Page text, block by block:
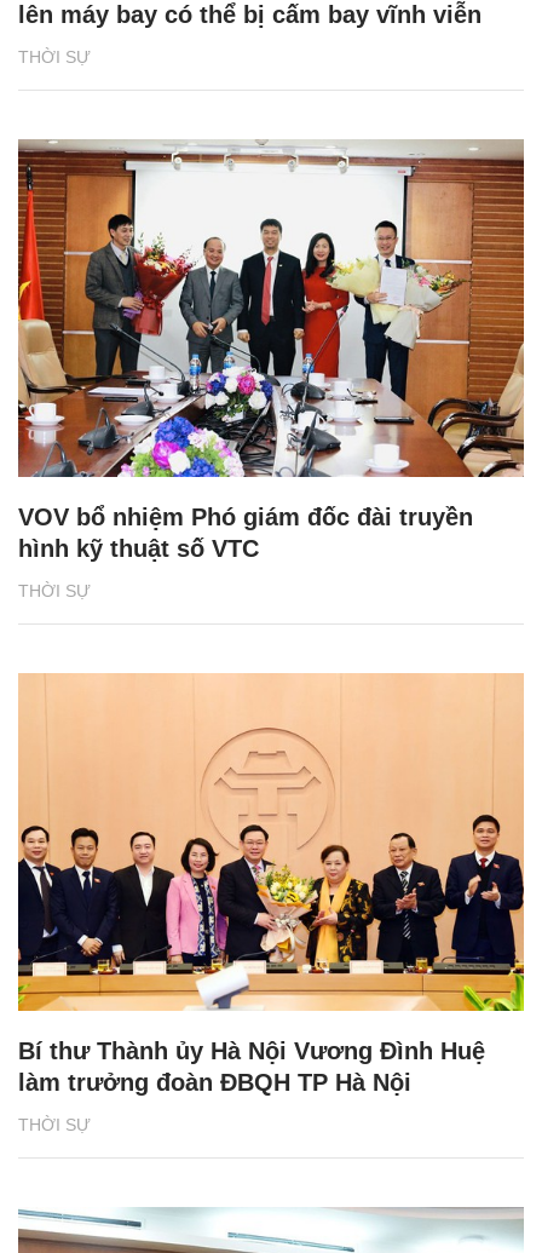
THỜI SỰ
lên máy bay có thể bị cấm bay vĩnh viễn
THỜI SỰ
VOV bổ nhiệm Phó giám đốc đài truyền
hình kỹ thuật số VTC
THỜI SỰ
Bí thư Thành ủy Hà Nội Vương Đình Huệ
làm trưởng đoàn ĐBQH TP Hà Nội